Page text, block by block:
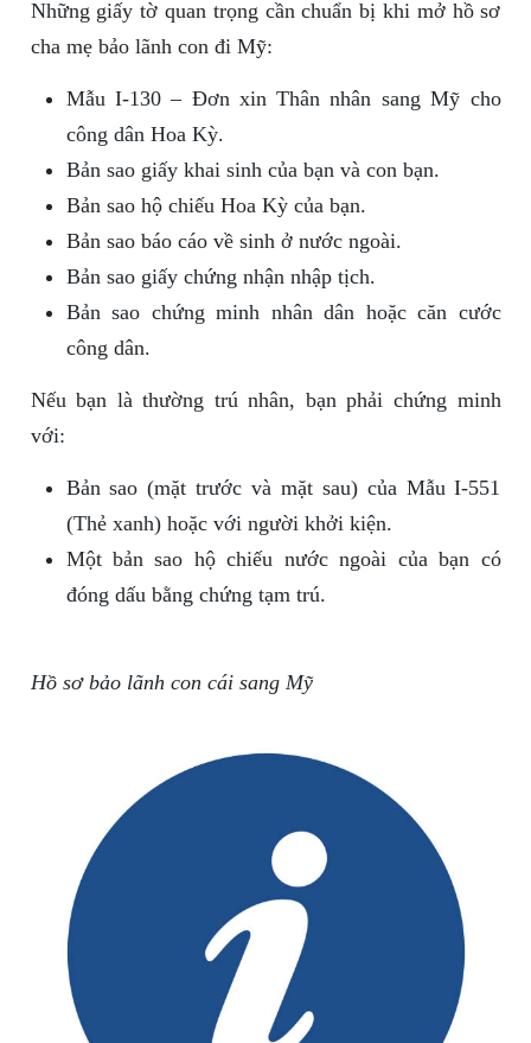
Những giấy tờ quan trọng cần chuẩn bị khi mở hồ sơ
cha mẹ bảo lãnh con đi Mỹ:
Mẫu I-130 – Đơn xin Thân nhân sang Mỹ cho
công dân Hoa Kỳ.
Bản sao giấy khai sinh của bạn và con bạn.
Bản sao hộ chiếu Hoa Kỳ của bạn.
Bản sao báo cáo về sinh ở nước ngoài.
Bản sao giấy chứng nhận nhập tịch.
Bản sao chứng minh nhân dân hoặc căn cước
công dân.
Nếu bạn là thường trú nhân, bạn phải chứng minh
với:
Bản sao (mặt trước và mặt sau) của Mẫu I-551
(Thẻ xanh) hoặc với người khởi kiện.
Một bản sao hộ chiếu nước ngoài của bạn có
đóng dấu bằng chứng tạm trú.
Hồ sơ bảo lãnh con cái sang Mỹ